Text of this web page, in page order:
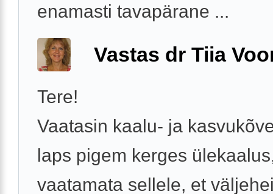
enamasti tavapärane ...
Vastas dr Tiia
Tere!
Vaatasin kaalu- ja
laps pigem kerges
vaatamata sellele, et